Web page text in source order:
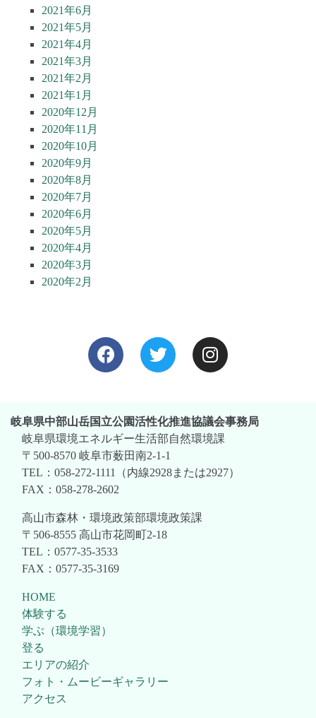
2021年6月
2021年5月
2021年4月
2021年3月
2021年2月
2021年1月
2020年12月
2020年11月
2020年10月
2020年9月
2020年8月
2020年7月
2020年6月
2020年5月
2020年4月
2020年3月
2020年2月
岐阜県中部山岳国立公園活性化推進協議会事務局
岐阜県環境エネルギー生活部自然環境課
〒500-8570 岐阜市薮田南2-1-1
TEL：058-272-1111（内線2928または2927）
FAX：058-278-2602
高山市森林・環境政策部環境政策課
〒506-8555 高山市花岡町2-18
TEL：0577-35-3533
FAX：0577-35-3169
HOME
体験する
学ぶ（環境学習）
登る
エリアの紹介
フォト・ムービーギャラリー
アクセス